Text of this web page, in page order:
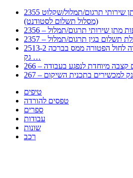
2355 דרישה לתשלום עבור מתן שירותי תרגום/תמלול/שקלוט
(מסלול תשלום לסטודנט)
שעות מתן שירותי תרגום/תמלול
קבלת תשלום בגין תרגום/תמלול
2513-2 טופס חדש הצהרה על העברה לחול הפטורה ממס בברכה
גק …
קצבה מיוחדת לנפגע בעבודה
למכשירים בתכנית השיקום
טיפים
טפסים להורדה
ספרים
עבודות
שונות
רכב